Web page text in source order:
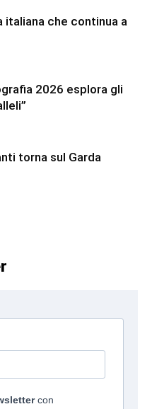
italiana che continua a
2026 esplora gli
torna sul Garda